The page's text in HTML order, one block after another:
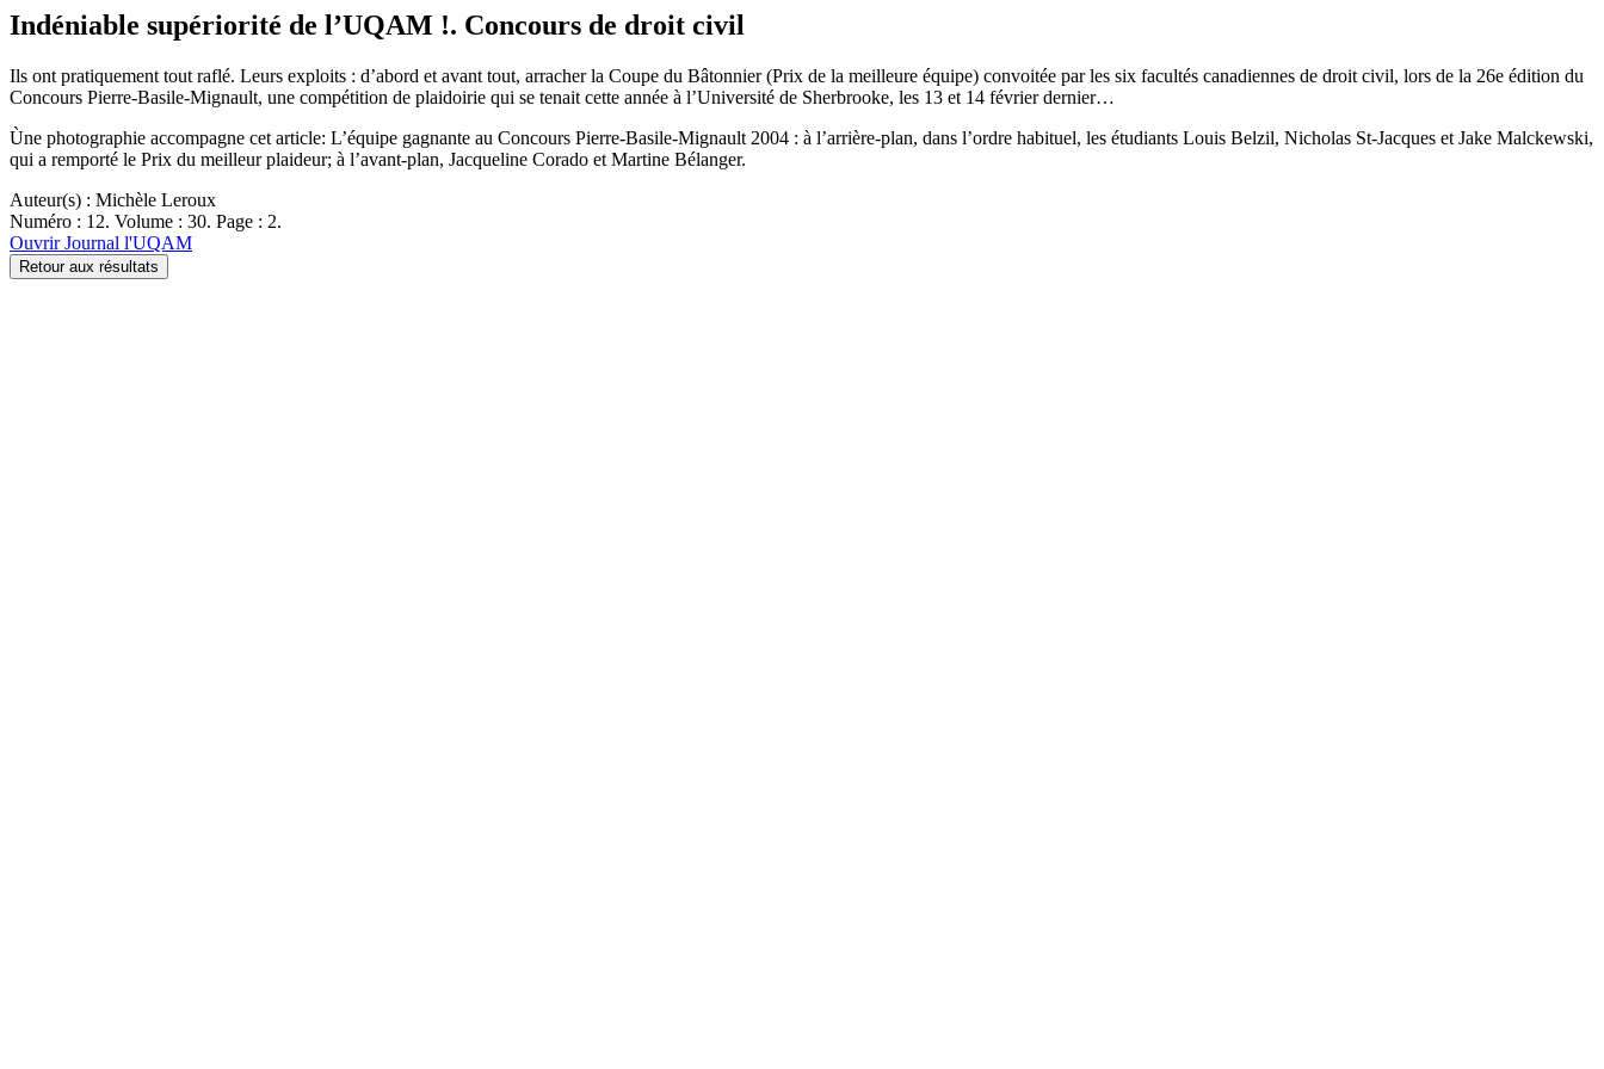
Indéniable supériorité de l’UQAM !. Concours de droit civil
Ils ont pratiquement tout raflé. Leurs exploits : d’abord et avant tout, arracher la Coupe du Bâtonnier (Prix de la meilleure équipe) convoitée par les six facultés canadiennes de droit civil, lors de la 26e édition du
Concours Pierre-Basile-Mignault, une compétition de plaidoirie qui se tenait cette année à l’Université de Sherbrooke, les 13 et 14 février dernier…
Ùne photographie accompagne cet article: L’équipe gagnante au Concours Pierre-Basile-Mignault 2004 : à l’arrière-plan, dans l’ordre habituel, les étudiants Louis Belzil, Nicholas St-Jacques et Jake Malckewski,
qui a remporté le Prix du meilleur plaideur; à l’avant-plan, Jacqueline Corado et Martine Bélanger.
Auteur(s) : Michèle Leroux
Numéro : 12. Volume : 30. Page : 2.
Ouvrir Journal l'UQAM
Retour aux résultats